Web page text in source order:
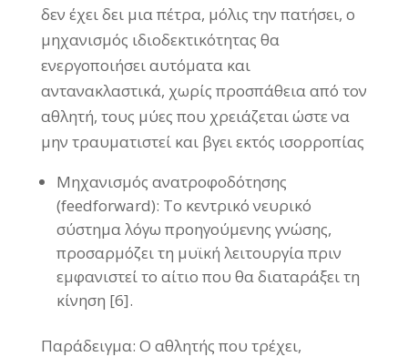
δεν έχει δει μια πέτρα, μόλις την πατήσει, ο
μηχανισμός ιδιοδεκτικότητας θα
ενεργοποιήσει αυτόματα και
αντανακλαστικά, χωρίς προσπάθεια από τον
αθλητή, τους μύες που χρειάζεται ώστε να
μην τραυματιστεί και βγει εκτός ισορροπίας
Μηχανισμός ανατροφοδότησης
(feedforward): Το κεντρικό νευρικό
σύστημα λόγω προηγούμενης γνώσης,
προσαρμόζει τη μυϊκή λειτουργία πριν
εμφανιστεί το αίτιο που θα διαταράξει τη
κίνηση [6].
Παράδειγμα: Ο αθλητής που τρέχει,